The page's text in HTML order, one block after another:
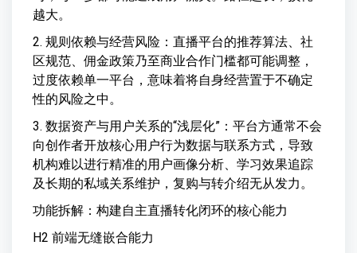
越大。
2. 规则依赖与经营风险：直播平台的推荐算法、社
区规范、佣金政策乃至商业合作门槛都可能调整，
过度依赖单一平台，意味着将自身经营置于不确定
性的风险之中。
3. 数据资产与用户关系的“浅层化”：平台方通常不会
向创作者开放核心用户行为数据与联系方式，导致
机构难以进行精准的用户画像分析、学习效果追踪
及长期的私域关系维护，复购与转介绍无从发力。
功能拆解：构建自主直播转化闭环的核心能力
H2 前端无缝嵌合能力